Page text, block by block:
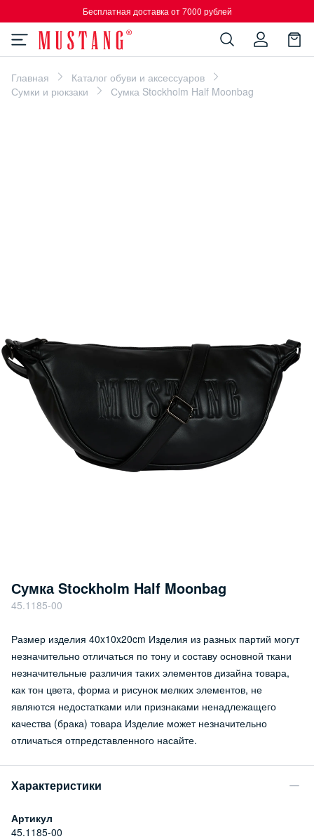
Бесплатная доставка от 7000 рублей
Главная
Каталог обуви и аксессуаров
Сумки и рюкзаки
Сумка Stockholm Half Moonbag
Сумка Stockholm Half Moonbag
45.1185-00
Размер изделия 40x10x20cm Изделия из разных партий могут
незначительно отличаться по тону и составу основной ткани
незначительные различия таких элементов дизайна товара,
как тон цвета, форма и рисунок мелких элементов, не
являются недостатками или признаками ненадлежащего
качества (брака) товара Изделие может незначительно
отличаться отпредставленного насайте.
Характеристики
Артикул
45.1185-00